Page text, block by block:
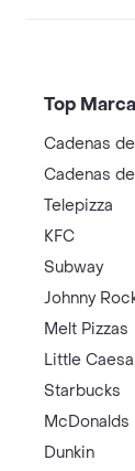
Top
Cadenas
Cadenas
Telepizza
KFC
Subway
Johnny
Melt Pizzas
Little
Starbucks
McDonalds
Dunkin